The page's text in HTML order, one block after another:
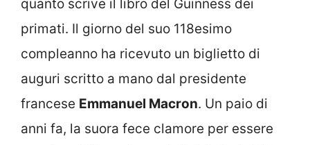
quanto scrive il libro del Guinness dei
primati. Il giorno del suo 118esimo
compleanno ha ricevuto un biglietto di
auguri scritto a mano dal presidente
francese Emmanuel Macron. Un paio di
anni fa, la suora fece clamore per essere